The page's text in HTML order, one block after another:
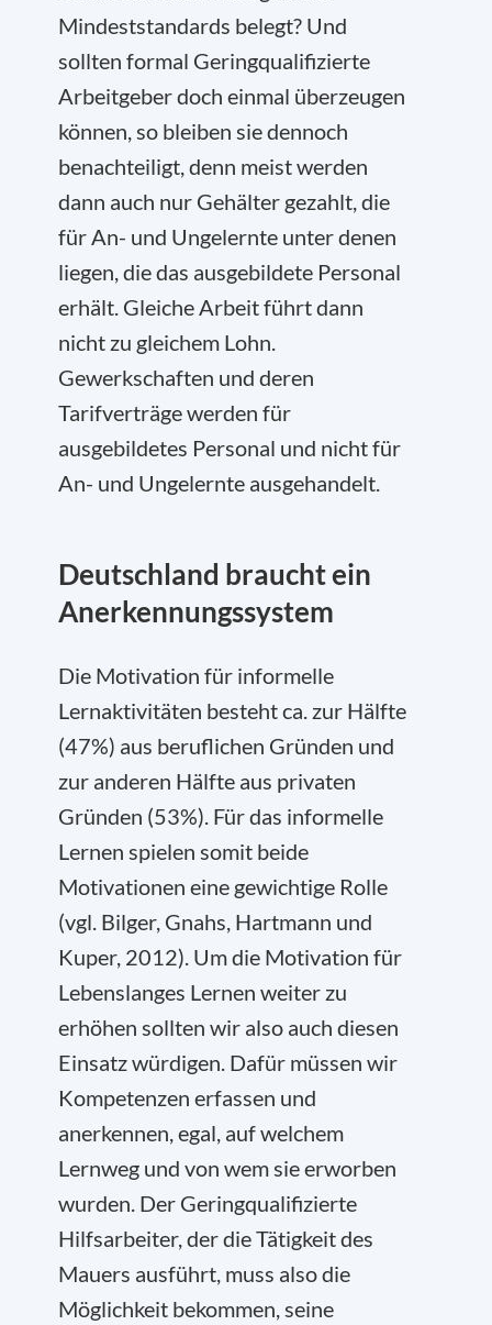
Mindeststandards belegt? Und
sollten formal Geringqualifizierte
Arbeitgeber doch einmal überzeugen
können, so bleiben sie dennoch
benachteiligt, denn meist werden
dann auch nur Gehälter gezahlt, die
für An- und Ungelernte unter denen
liegen, die das ausgebildete Personal
erhält. Gleiche Arbeit führt dann
nicht zu gleichem Lohn.
Gewerkschaften und deren
Tarifverträge werden für
ausgebildetes Personal und nicht für
An- und Ungelernte ausgehandelt.
Deutschland braucht ein
Anerkennungssystem
Die Motivation für informelle
Lernaktivitäten besteht ca. zur Hälfte
(47%) aus beruflichen Gründen und
zur anderen Hälfte aus privaten
Gründen (53%). Für das informelle
Lernen spielen somit beide
Motivationen eine gewichtige Rolle
(vgl. Bilger, Gnahs, Hartmann und
Kuper, 2012). Um die Motivation für
Lebenslanges Lernen weiter zu
erhöhen sollten wir also auch diesen
Einsatz würdigen. Dafür müssen wir
Kompetenzen erfassen und
anerkennen, egal, auf welchem
Lernweg und von wem sie erworben
wurden. Der Geringqualifizierte
Hilfsarbeiter, der die Tätigkeit des
Mauers ausführt, muss also die
Möglichkeit bekommen, seine